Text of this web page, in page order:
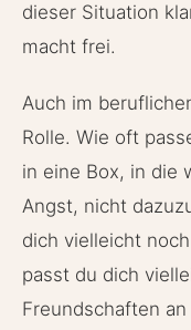
dieser Situation
macht frei.
Auch im
Rolle. Wie oft
in eine Box, in die
Angst, nicht
dich vielleicht
passt du dich
Freundschaften